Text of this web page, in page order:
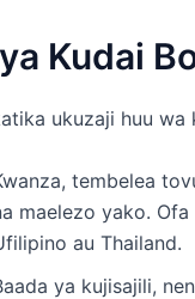
Kudai
ukuzaji huu
tembelea
maelezo yako.
au Thailand.
ya kujisajili,